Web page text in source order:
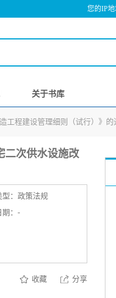
您的IP地
关于书库
工程建设管理细则（试行）》的
二次供水设施改
型：政策法规
期：-
收藏 分享